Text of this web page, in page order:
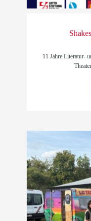
11 Jahre Literatur-